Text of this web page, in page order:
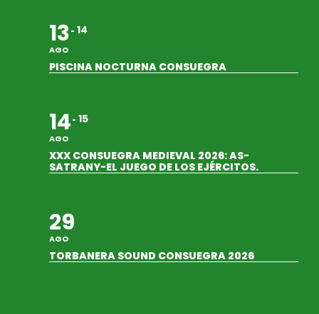
13
AGO
14
PISCINA NOCTURNA CONSUEGRA
14
AGO
15
XXX CONSUEGRA MEDIEVAL 2026: AS-
SATRANY-EL JUEGO DE LOS EJÉRCITOS.
29
AGO
TORBANERA SOUND CONSUEGRA 2026